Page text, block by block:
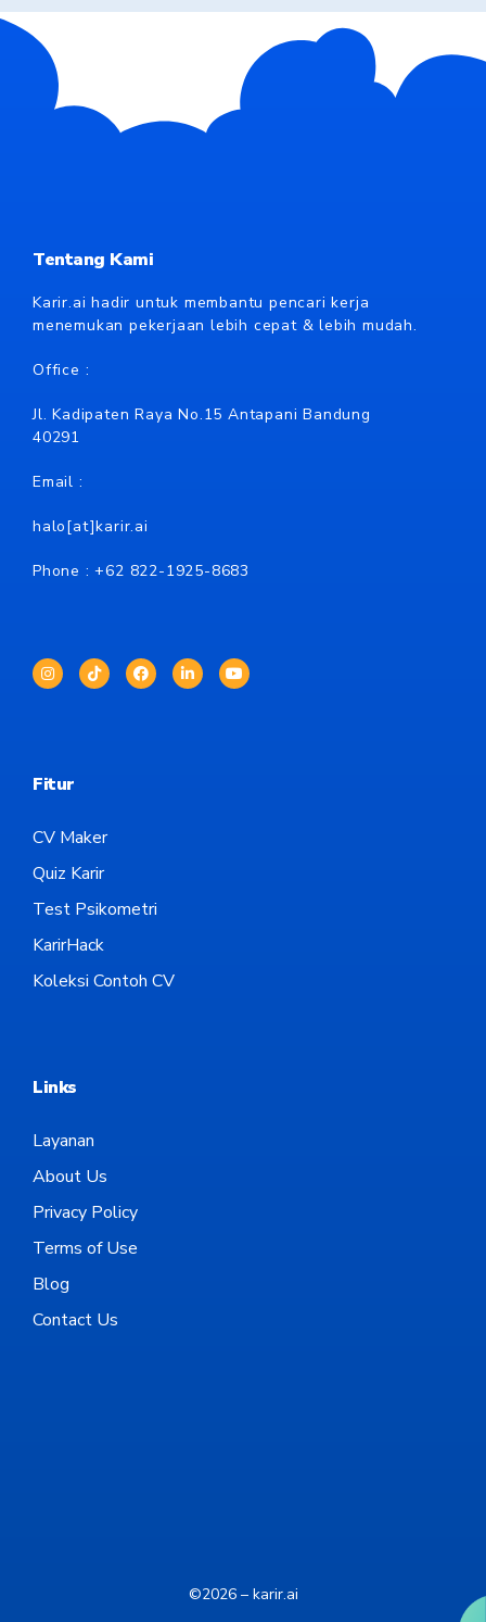
Tentang Kami
Karir.ai hadir untuk membantu pencari kerja
menemukan pekerjaan lebih cepat & lebih mudah.
Office :
Jl. Kadipaten Raya No.15 Antapani Bandung
40291
Email :
halo[at]karir.ai
Phone : +62 822-1925-8683
Fitur
CV Maker
Quiz Karir
Test Psikometri
KarirHack
Koleksi Contoh CV
Links
Layanan
About Us
Privacy Policy
Terms of Use
Blog
Contact Us
©2026 – karir.ai